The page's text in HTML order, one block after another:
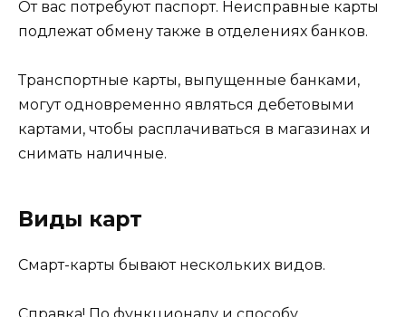
От вас потребуют паспорт. Неисправные карты
подлежат обмену также в отделениях банков.
Транспортные карты, выпущенные банками,
могут одновременно являться дебетовыми
картами, чтобы расплачиваться в магазинах и
снимать наличные.
Виды карт
Смарт-карты бывают нескольких видов.